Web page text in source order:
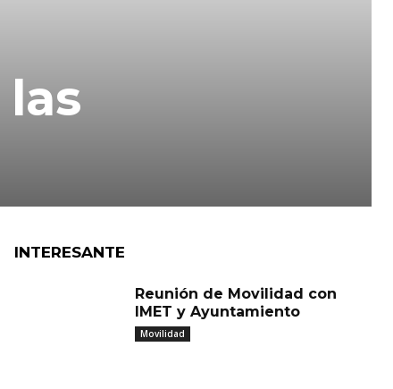
INTERESANTE
Reunión de Movilidad con
IMET y Ayuntamiento
Movilidad